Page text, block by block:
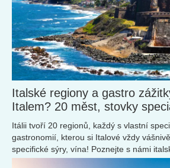
Italské regiony a gastro
Italem? 20 měst, stovky
Itálii tvoří 20 regionů, každý s vlastní
gastronomií, kterou si Italové vždy
specifické sýry, vína! Poznejte s námi
nová místa pro svou další návštěvu.